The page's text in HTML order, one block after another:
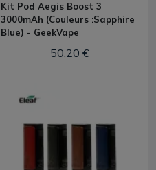
Kit Pod Aegis Boost 3
3000mAh (Couleurs :Sapphire
Blue) - GeekVape
50,20 €